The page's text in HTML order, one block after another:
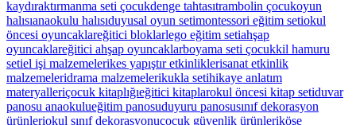
kaydıraktırmanma seti çocukdenge tahtasıtrambolin çocukoyun
halısıanaokulu halısıduyusal oyun setimontessori eğitim setiokul
öncesi oyuncaklareğitici bloklarlego eğitim setiahşap
oyuncaklareğitici ahşap oyuncaklarboyama seti çocukkil hamuru
setiel işi malzemelerikes yapıştır etkinliklerisanat etkinlik
malzemeleridrama malzemelerikukla setihikaye anlatım
materyalleriçocuk kitaplığıeğitici kitaplarokul öncesi kitap setiduvar
panosu anaokulueğitim panosuduyuru panosusınıf dekorasyon
ürünleriokul sınıf dekorasyonuçocuk güvenlik ürünleriköşe